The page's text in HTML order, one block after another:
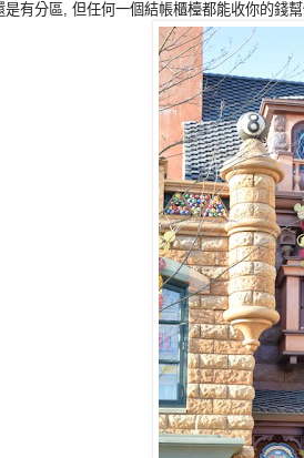
是有分區, 但任何一個結帳櫃檯都能收你的錢